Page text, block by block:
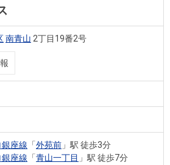
南青山 2丁目19番2号
座線 「外苑前 」駅 徒歩3分
座線 「青山一丁目 」駅 徒歩7分